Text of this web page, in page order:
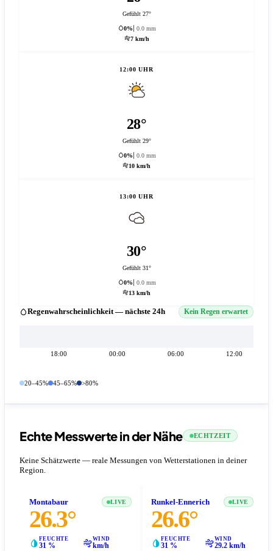
Gefühlt 27°
0%
0.0 mm
7 km/h
12:00 UHR
28°
Gefühlt 29°
0%
0.0 mm
10 km/h
13:00 UHR
30°
Gefühlt 31°
0%
0.0 mm
13 km/h
Regenwahrscheinlichkeit — nächste 24h Kein Regen erwartet
18:00 00:00 06:00 12:00
20–45% 45–65% >80%
Echte Messwerte in der Nähe ECHTZEIT
Keine Schätzwerte — reale Messungen von Wetterstationen in deiner
Region.
Montabaur LIVE
26.3°
FEUCHTE
31 %
WIND
km/h
Runkel-Ennerich LIVE
26.6°
FEUCHTE
31 %
WIND
29.2 km/h